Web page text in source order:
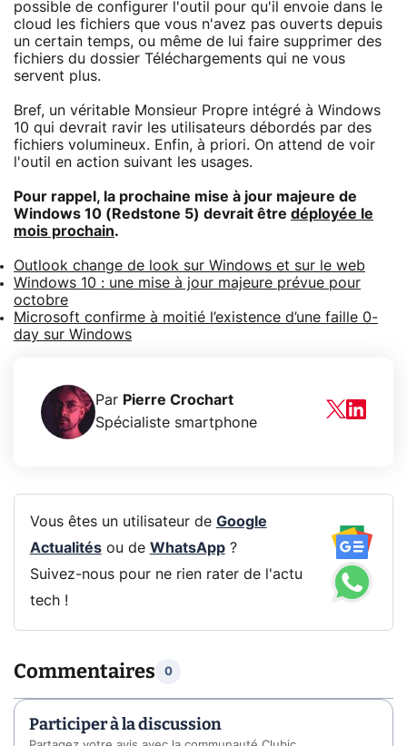
possible de configurer l'outil pour qu'il envoie dans le
cloud les fichiers que vous n'avez pas ouverts depuis
un certain temps, ou même de lui faire supprimer des
fichiers du dossier Téléchargements qui ne vous
servent plus.
Bref, un véritable Monsieur Propre intégré à Windows
10 qui devrait ravir les utilisateurs débordés par des
fichiers volumineux. Enfin, à priori. On attend de voir
l'outil en action suivant les usages.
Pour rappel, la prochaine mise à jour majeure de
Windows 10 (Redstone 5) devrait être déployée le
mois prochain.
Outlook change de look sur Windows et sur le web
Windows 10 : une mise à jour majeure prévue pour
octobre
Microsoft confirme à moitié l’existence d’une faille 0-
day sur Windows
Par Pierre Crochart
Spécialiste smartphone
Vous êtes un utilisateur de Google
Actualitésou de WhatsApp?
Suivez-nous pour ne rien rater de l'actu
tech !
Commentaires 0
Participer à la discussion